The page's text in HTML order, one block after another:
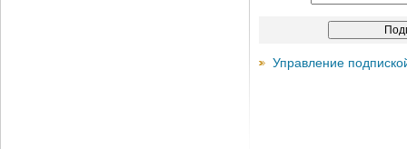
Управление